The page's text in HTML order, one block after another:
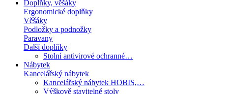
Doplňky, věšáky
Ergonomické doplňky
Věšáky
Podložky a podnožky
Paravany
Další doplňky
Stolní antivirové ochranné…
Nábytek
Kancelářský nábytek
Kancelářský nábytek HOBIS,…
Výškově stavitelné stoly